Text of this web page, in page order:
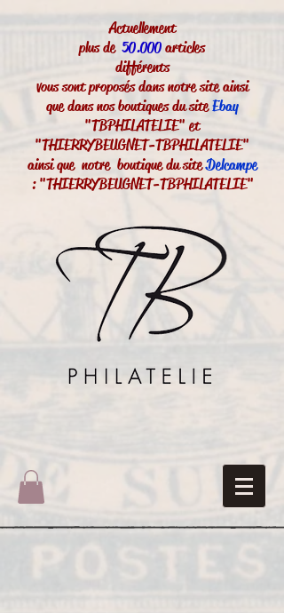
Actuellement
plus de50.000articles
différents
vous sont proposés dans notre site ainsi
que dans nos boutiques du siteEbay
"TBPHILATELIE" et
"THIERRYBEUGNET-TBPHILATELIE"
ainsi que notre boutique du siteDelcampe
: "THIERRYBEUGNET-TBPHILATELIE"